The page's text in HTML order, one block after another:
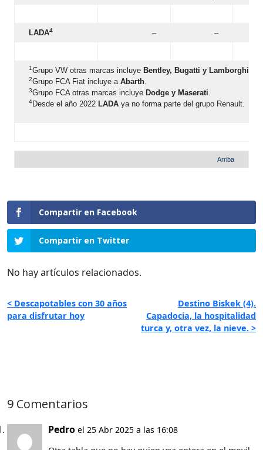
LADA4 – –
1Grupo VW otras marcas incluye Bentley, Bugatti y Lamborghini.
2Grupo FCA Fiat incluye a Abarth
3Grupo FCA otras marcas incluye Dodge y Maserati
4Desde el año 2022 LADA ya no forma parte del grupo Renault.
Arriba
Compartir en Facebook
Compartir en Twitter
No hay artículos relacionados.
< Descapotables con 30 años
para disfrutar hoy
Destino Biskek (4).
Capadocia, la hospitalidad
turca y, otra vez, la nieve. >
9 Comentarios
Pedro el 25 Abr 2025 a las 16:08